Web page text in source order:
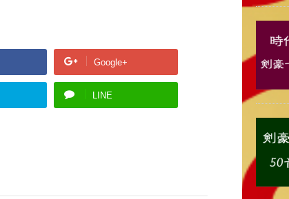
Google+
LINE